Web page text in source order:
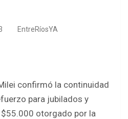
EntreRíosYA
confirmó la continuidad
para jubilados y
otorgado por la